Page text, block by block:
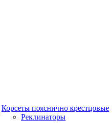
Корсеты пояснично крестцовые
Реклинаторы